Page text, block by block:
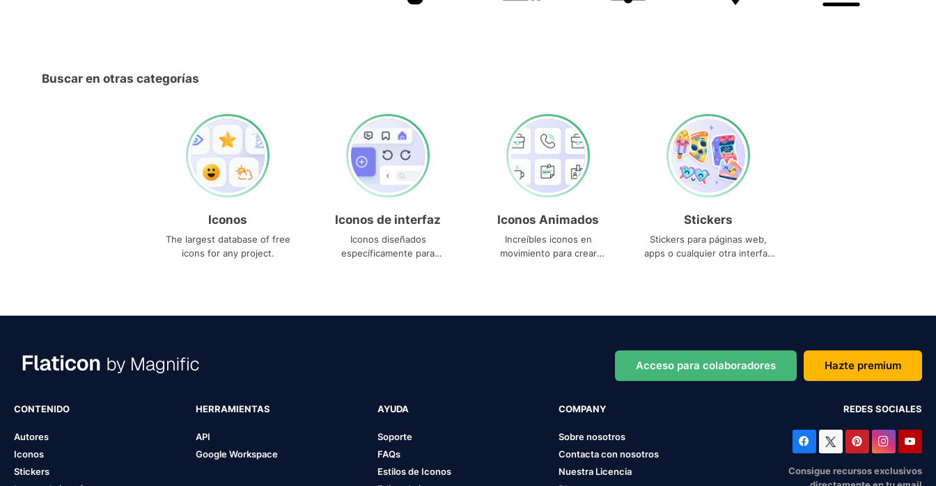
Buscar en otras categorías
Iconos
The largest database of free
icons for any project.
Iconos de interfaz
Iconos diseñados
específicamente para
Iconos Animados
Increíbles iconos en
movimiento para crear
Stickers
Stickers para páginas web,
apps o cualquier otra interfaz
Acceso para colaboradores Hazte premium
CONTENIDO
Autores
Iconos
Stickers
HERRAMIENTAS
API
Google Workspace
AYUDA
Soporte
FAQs
Estilos de Iconos
COMPANY
Sobre nosotros
Contacta con nosotros
Nuestra Licencia
REDES SOCIALES
Consigue recursos exclusivos